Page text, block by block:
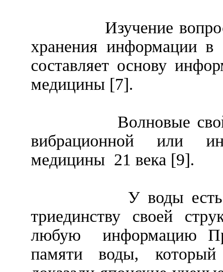
Изучение
хранения информации в
составляет основу
медицины [7].
Волновые
вибрационной или
медицины 21 века [9].
У воды
триединству своей
любую
информацию
памяти воды, который